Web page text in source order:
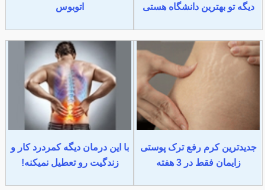
دیگه تو بهترین دانشگاه هستی
اتوبوس
جدیدترین کرم رفع ترک پوستی
زایمان فقط در 3 هفته
با این درمان دیگه کمردرد کار و
زندگیت رو تعطیل نمیکنه!